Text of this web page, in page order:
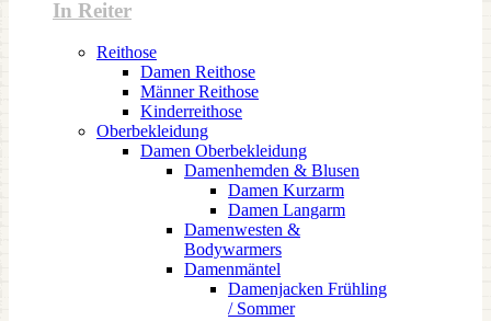
In Reiter
Reithose
Damen Reithose
Männer Reithose
Kinderreithose
Oberbekleidung
Damen Oberbekleidung
Damenhemden & Blusen
Damen Kurzarm
Damen Langarm
Damenwesten &
Bodywarmers
Damenmäntel
Damenjacken Frühling
/ Sommer